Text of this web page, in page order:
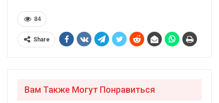
84
Share
Вам Также Могут Понравиться